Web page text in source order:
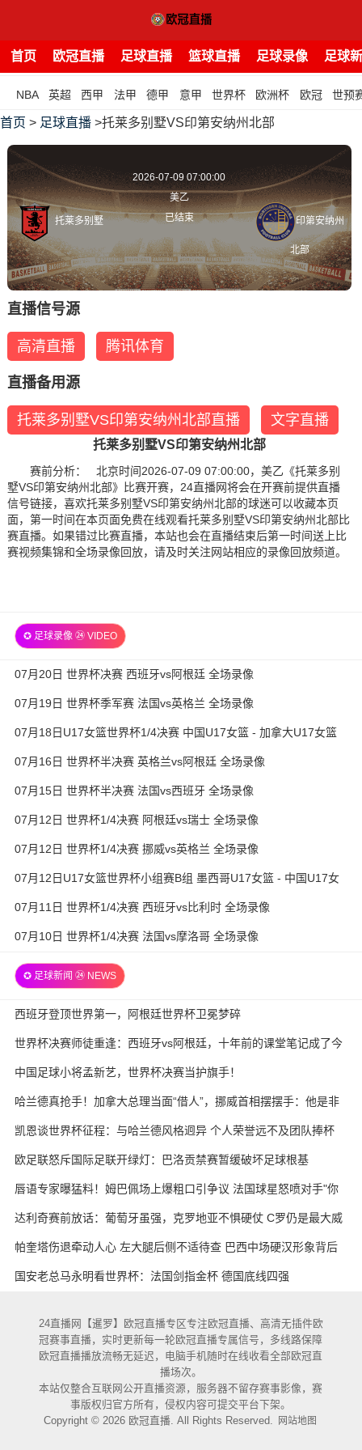
首页 欧冠直播 足球直播 篮球直播 足球录像 足球
NBA 英超 西甲 法甲 德甲 意甲 世界杯 欧洲杯 欧冠 世预
首页 > 足球直播 >托莱多别墅VS印第安纳州北部
托莱多别墅
2026-07-09 07:00:00
美乙
已结束
印第安纳州
北部
直播信号源
高清直播 腾讯体育
直播备用源
托莱多别墅VS印第安纳州北部直播 文字直播
托莱多别墅VS印第安纳州北部
赛前分析： 北京时间2026-07-09 07:00:00，美乙《托莱多别
墅VS印第安纳州北部》比赛开赛，24直播网将会在开赛前提供直播
信号链接，喜欢托莱多别墅VS印第安纳州北部的球迷可以收藏本页
面，第一时间在本页面免费在线观看托莱多别墅VS印第安纳州北部比
赛直播。如果错过比赛直播，本站也会在直播结束后第一时间送上比
赛视频集锦和全场录像回放，请及时关注网站相应的录像回放频道。
✪ 足球录像 ㉔ VIDEO
07月20日 世界杯决赛 西班牙vs阿根廷 全场录像
07月19日 世界杯季军赛 法国vs英格兰 全场录像
07月18日U17女篮世界杯1/4决赛 中国U17女篮 - 加拿大U17女篮
录像
07月16日 世界杯半决赛 英格兰vs阿根廷 全场录像
07月15日 世界杯半决赛 法国vs西班牙 全场录像
07月12日 世界杯1/4决赛 阿根廷vs瑞士 全场录像
07月12日 世界杯1/4决赛 挪威vs英格兰 全场录像
07月12日U17女篮世界杯小组赛B组 墨西哥U17女篮 - 中国U17女
篮 全场录像
07月11日 世界杯1/4决赛 西班牙vs比利时 全场录像
07月10日 世界杯1/4决赛 法国vs摩洛哥 全场录像
✪ 足球新闻 ㉔ NEWS
西班牙登顶世界第一，阿根廷世界杯卫冕梦碎
世界杯决赛师徒重逢：西班牙vs阿根廷，十年前的课堂笔记成了今
天的战术板
中国足球小将孟新艺，世界杯决赛当护旗手！
哈兰德真抢手！加拿大总理当面“借人”，挪威首相摆摆手：他是非
卖品
凯恩谈世界杯征程：与哈兰德风格迥异 个人荣誉远不及团队捧杯
欧足联怒斥国际足联开绿灯：巴洛贡禁赛暂缓破坏足球根基
唇语专家曝猛料！姆巴佩场上爆粗口引争议 法国球星怒喷对手"你
妈的X"
达利奇赛前放话：葡萄牙虽强，克罗地亚不惧硬仗 C罗仍是最大威
胁
帕奎塔伤退牵动人心 左大腿后侧不适待查 巴西中场硬汉形象背后
藏隐忧
国安老总马永明看世界杯：法国剑指金杯 德国底线四强
24直播网【暹罗】欧冠直播专区专注欧冠直播、高清无插件欧
冠赛事直播，实时更新每一轮欧冠直播专属信号，多线路保障
欧冠直播播放流畅无延迟，电脑手机随时在线收看全部欧冠直
播场次。
本站仅整合互联网公开直播资源，服务器不留存赛事影像，赛
事版权归官方所有，侵权内容可提交平台下架。
Copyright © 2026 欧冠直播. All Rights Reserved.
网站地图